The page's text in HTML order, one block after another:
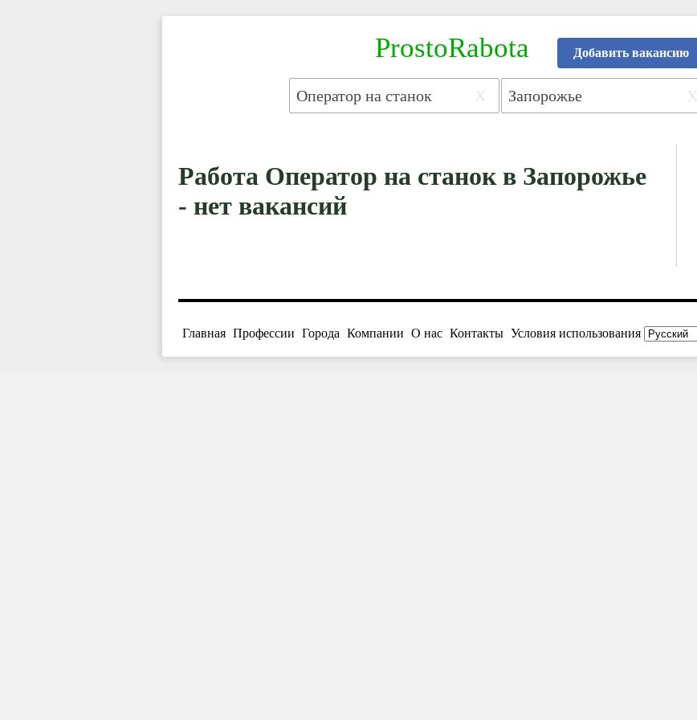
ProstoRabota Добавить вакансию
X X
Работа Оператор на станок в Запорожье
- нет вакансий
Главная Профессии Города Компании О нас Контакты Условия использования